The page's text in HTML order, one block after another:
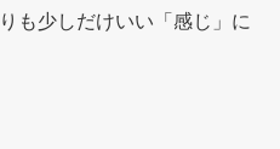
も少しだけいい「感じ」に